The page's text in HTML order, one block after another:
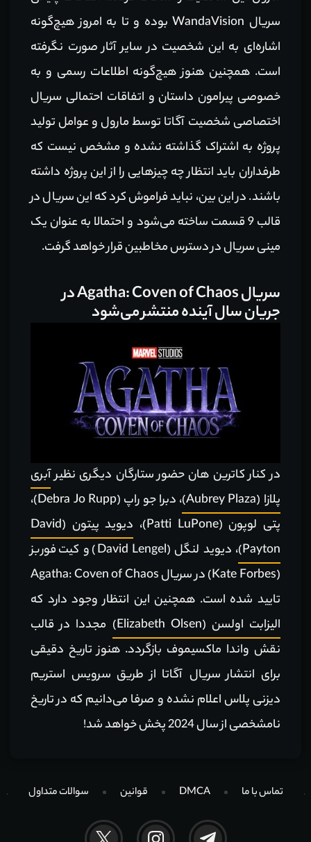
سریال WandaVision بوده و تا به امروز هیچ‌گونه
اشاره‌ای به این شخصیت در سایر آثار صورت نگرفته
است. همچنین هنوز هیچ‌گونه اطلاعات رسمی و به
خصوصی پیرامون داستان و اتفاقات احتمالی سریال
اختصاصی شخصیت آگاتا توسط مارول و عوامل تولید
پروژه به اشتراک گذاشته نشده و مشخص نیست که
طرفداران باید انتظار چه چیزهایی را از این پروژه داشته
باشند. در این بین،‌ نباید فراموش کرد که این سریال در
قالب 9 قسمت ساخته می‌شود و احتمالا به عنوان یک
مینی سریال در دسترس مخاطبین قرار خواهد گرفت.
سریال Agatha: Coven of Chaos در
جریان سال آینده منتشر می‌شود
در کنار کاترین هان حضور ستارگان دیگری نظیرآبری
پلازا (Aubrey Plaza)
، دبرا جو راپ (Debra Jo Rupp)،
پتی لوپون (Patti LuPone)،
دیوید پیتون (David
Payton)
، دیوید لنگل (David Lengel) و کیت فوربز
(Kate Forbes) در سریال Agatha: Coven of Chaos
تایید شده است. همچنین این انتظار وجود دارد که
الیزابت اولسن (Elizabeth Olsen)
مجددا در قالب
نقش واندا ماکسیموف بازگردد. هنوز تاریخ دقیقی
برای انتشار سریال آگاتا از طریق سرویس استریم
دیزنی پلاس اعلام نشده و صرفا می‌دانیم که در تاریخ
نامشخصی از سال 2024 پخش خواهد شد!
تماس با ما DMCA قوانین سوالات متداول